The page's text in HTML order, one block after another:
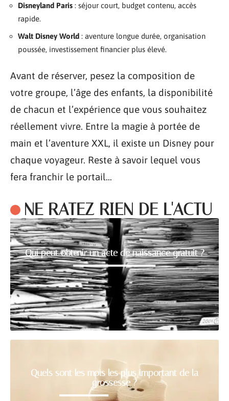
Disneyland Paris : séjour court, budget contenu, accès
rapide.
Walt Disney World : aventure longue durée, organisation
poussée, investissement financier plus élevé.
Avant de réserver, pesez la composition de
votre groupe, l’âge des enfants, la disponibilité
de chacun et l’expérience que vous souhaitez
réellement vivre. Entre la magie à portée de
main et l’aventure XXL, il existe un Disney pour
chaque voyageur. Reste à savoir lequel vous
fera franchir le portail…
NE RATEZ RIEN DE L'ACTU
Qui peut obtenir un acte de naissance gratuit ?
Quels sont les mois les plus important de la
grossesse ?